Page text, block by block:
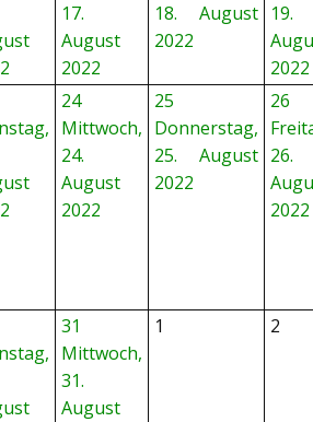
17.
August
2022
18. August
2022
19.
2022
24
Mittwoch,
24.
August
2022
25
Donnerstag,
25. August
2022
26
26.
2022
31
Mittwoch,
31.
August
1 2